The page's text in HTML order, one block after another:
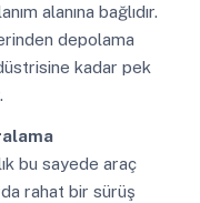
alanına bağlıdır.
depolama
kadar pek
bu sayede araç
rahat bir sürüş